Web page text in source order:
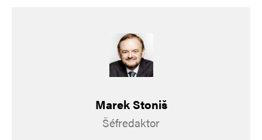
Marek Stoniš
Šéfredaktor